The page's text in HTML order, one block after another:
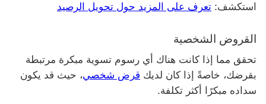
استكشف: تعرف على المزيد حول تحويل الرصيد
القروض الشخصية
تحقق مما إذا كانت هناك أي رسوم تسوية مبكرة مرتبطة
بقرضك، خاصةً إذا كان لديك قرض شخصي، حيث قد يكون
سداده مبكرًا أكثر تكلفة.